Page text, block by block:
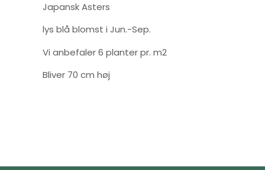
Japansk Asters
lys blå blomst i Jun.-Sep.
Vi anbefaler 6 planter pr. m2
Bliver 70 cm høj